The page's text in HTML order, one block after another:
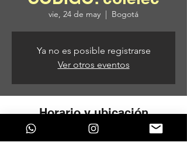
vie, 24 de may
  |
Bogotá
Ya no es posible registrarse
Ver otros eventos
Horario y ubicación
24 de may de 2024, 3:00 p. m. – 25 de may